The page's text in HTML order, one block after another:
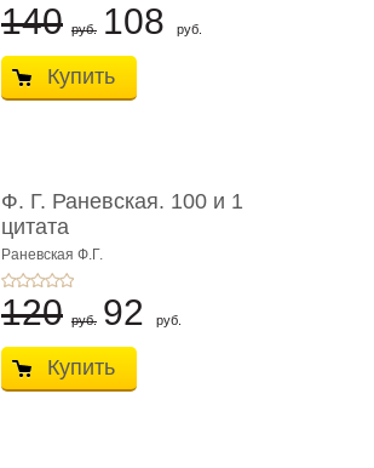
140 руб. 108 руб.
Купить
Ф. Г. Раневская. 100 и 1
цитата
Раневская Ф.Г.
120 руб. 92 руб.
Купить